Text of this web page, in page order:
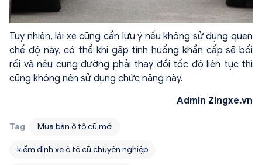
Tuy nhiên, lái xe cũng cần lưu ý nếu không sử dụng quen
chế độ này, có thể khi gặp tình huống khẩn cấp sẽ bối
rối và nếu cung đường phải thay đổi tốc độ liên tục thì
cũng không nên sử dụng chức năng này.
Admin Zingxe.vn
Tag Mua bán ô tô cũ mới
kiểm định xe ô tô cũ chuyên nghiệp